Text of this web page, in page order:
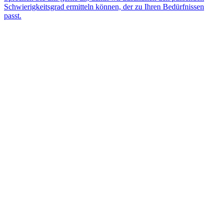
Schwierigkeitsgrad ermitteln können, der zu Ihren Bedürfnissen
passt.